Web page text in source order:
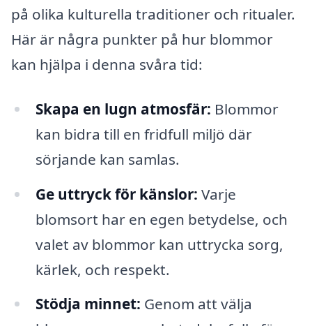
på olika kulturella traditioner och ritualer.
Här är några punkter på hur blommor
kan hjälpa i denna svåra tid:
Skapa en lugn atmosfär: Blommor
kan bidra till en fridfull miljö där
sörjande kan samlas.
Ge uttryck för känslor: Varje
blomsort har en egen betydelse, och
valet av blommor kan uttrycka sorg,
kärlek, och respekt.
Stödja minnet: Genom att välja